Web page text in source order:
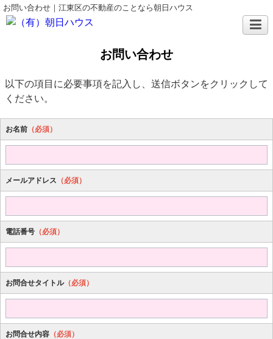
お問い合わせ｜江東区の不動産のことなら朝日ハウス
お問い合わせ
以下の項目に必要事項を記入し、送信ボタンをクリックして
ください。
お名前 （必須）
メールアドレス （必須）
電話番号 （必須）
お問合せタイトル（必須）
お問合せ内容 （必須）